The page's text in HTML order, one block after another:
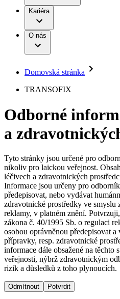
Léčba bolesti
Mimotělní
Neurochirurgie
Onkologie
Ortopedie
Páteřní chirurgie
Péče o rány
Prevence a
Uzavírání ran
Řešení
Terapie
Onemocnění
B. Braun Avitum
Dialyzační střediska​
B. Braun Avitum poskytuje
svých střediscích v České
dozvíte na stránkách
Práce a kariéra
Naše kultura
Vaše příležitost​
Nabídky pracovních míst
Objevte své kariérní
práce​ pro zajímavé pozice.​
Odpovědnost
Média
Tiskové zprávy
Kontakt
Kontaktní
Registrace k
Odpovědnost
Média
Kontakt
Kariéra
O nás
Domovská stránka
TRANSOFIX
Odborné
a
Tyto stránky jsou určené pro
nikoliv pro laickou veřejnost.
léčivech a zdravotnických
Informace jsou určeny pro
předepisovat, nebo vydávat
zdravotnické prostředky ve smyslu
reklamy, v platném znění.
zákona č. 40/1995 Sb. o regulaci
osobou oprávněnou předepisovat
přípravky, resp. zdravotnické
informace dále obsažené na těchto
veřejnosti, nýbrž zdravotnickým
rizik a důsledků z toho plynoucích.
Odmítnout Potvrdit